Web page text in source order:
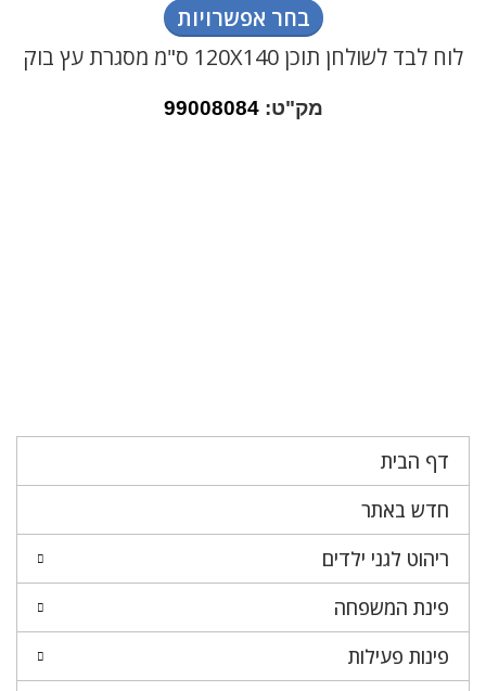
דף הבית
חדש באתר
ריהוט לגני ילדים
פינת המשפחה
פינות פעילות
בחר אפשרויות
לוח לבד לשולחן תוכן 120X140 ס"מ מסגרת עץ בוק
מק"ט:99008084